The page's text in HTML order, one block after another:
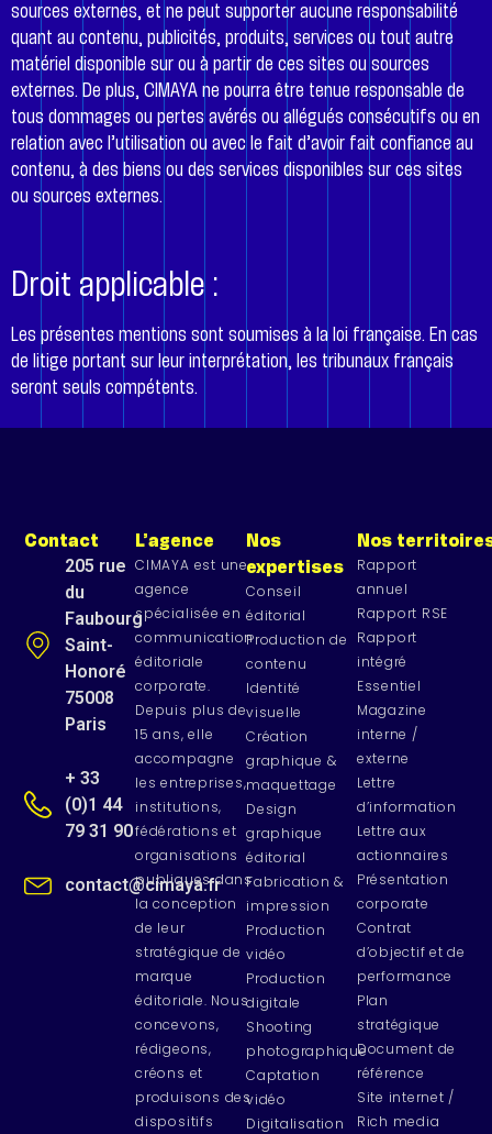
sources externes, et ne peut supporter aucune responsabilité
quant au contenu, publicités, produits, services ou tout autre
matériel disponible sur ou à partir de ces sites ou sources
externes. De plus, CIMAYA ne pourra être tenue responsable de
tous dommages ou pertes avérés ou allégués consécutifs ou en
relation avec l’utilisation ou avec le fait d’avoir fait confiance au
contenu, à des biens ou des services disponibles sur ces sites
ou sources externes.
Droit applicable :
Les présentes mentions sont soumises à la loi française. En cas
de litige portant sur leur interprétation, les tribunaux français
seront seuls compétents.
Contact
205 rue
du
Faubourg
Saint-
Honoré
75008
Paris
+ 33
(0)1 44
79 31 90
contact@cimaya.fr
L’agence
CIMAYA est une
agence
spécialisée en
communication
éditoriale
corporate.
Depuis plus de
15 ans, elle
accompagne
les entreprises,
institutions,
fédérations et
organisations
publiques dans
la conception
de leur
stratégique de
marque
éditoriale. Nous
concevons,
rédigeons,
créons et
produisons des
dispositifs
Nos
expertises
Conseil
éditorial
Production de
contenu
Identité
visuelle
Création
graphique &
maquettage
Design
graphique
éditorial
Fabrication &
impression
Production
vidéo
Production
digitale
Shooting
photographique
Captation
vidéo
Digitalisation
Nos
Rapport
annuel
Rapport RSE
Rapport
intégré
Essentiel
Magazine
interne /
externe
Lettre
d’information
Lettre aux
actionnaires
Présentation
corporate
Contrat
d’objectif et de
performance
Plan
stratégique
Document de
référence
Site internet /
Rich media